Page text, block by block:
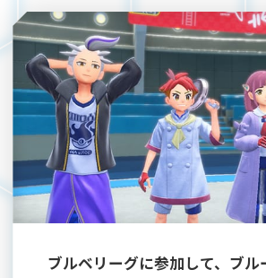
ブルベリーグに参加して、ブル